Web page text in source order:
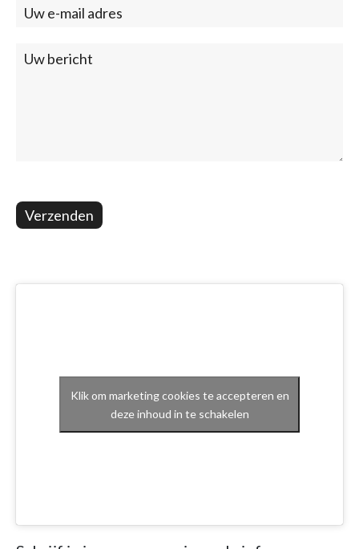
Verzenden
Klik om marketing cookies te accepteren en
deze inhoud in te schakelen